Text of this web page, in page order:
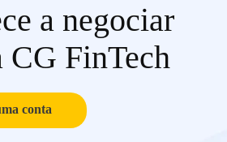
a negociar
CG FinTech
conta